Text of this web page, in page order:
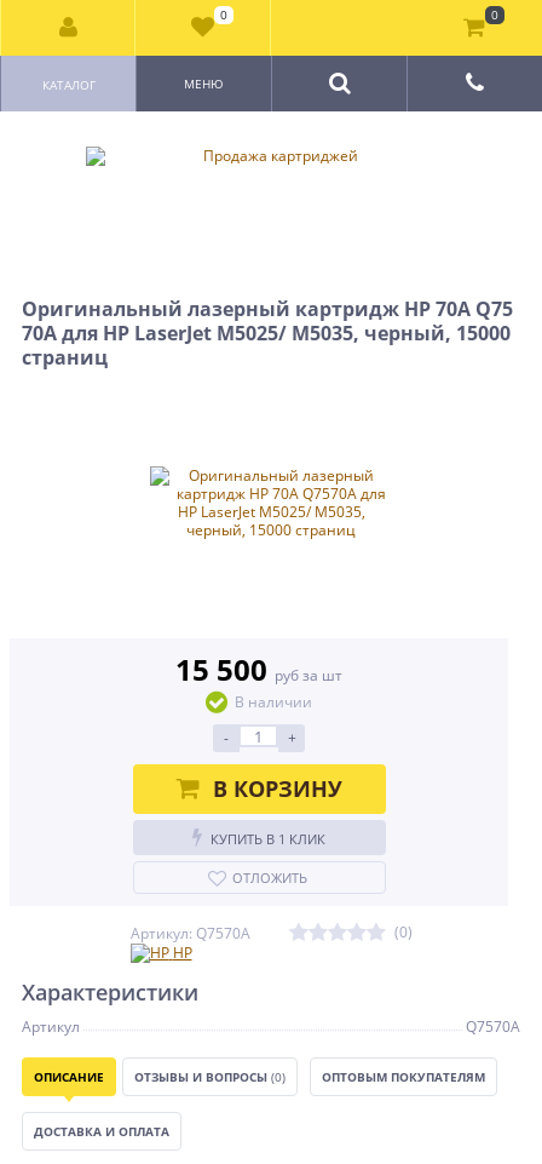
КАТАЛОГ МЕНЮ
Оригинальный лазерный картридж HP 70A Q75
70A для HP LaserJet M5025/ M5035, черный, 15000
страниц
15 500 руб за шт
В наличии
-
+
В КОРЗИНУ
КУПИТЬ В 1 КЛИК
ОТЛОЖИТЬ
Артикул: Q7570A
(0)
HP
Характеристики
Артикул Q7570A
ОПИСАНИЕ ОТЗЫВЫ И ВОПРОСЫ (0) ОПТОВЫМ ПОКУПАТЕЛЯМ
ДОСТАВКА И ОПЛАТА
0 0